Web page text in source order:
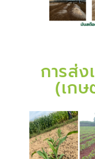
การส่ง
(เก